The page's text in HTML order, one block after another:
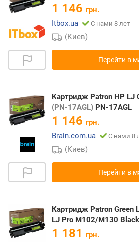
1 146 грн.
Itbox.ua
С нами 8 лет
(Киев)
Перейти в
Картридж Patron HP LJ
(PN-17AGL) PN-17AGL
1 146 грн.
Brain.com.ua
С нами 8
(Киев)
Перейти в
Картридж Patron Green
LJ Pro M102/M130 Black
1 181 грн.